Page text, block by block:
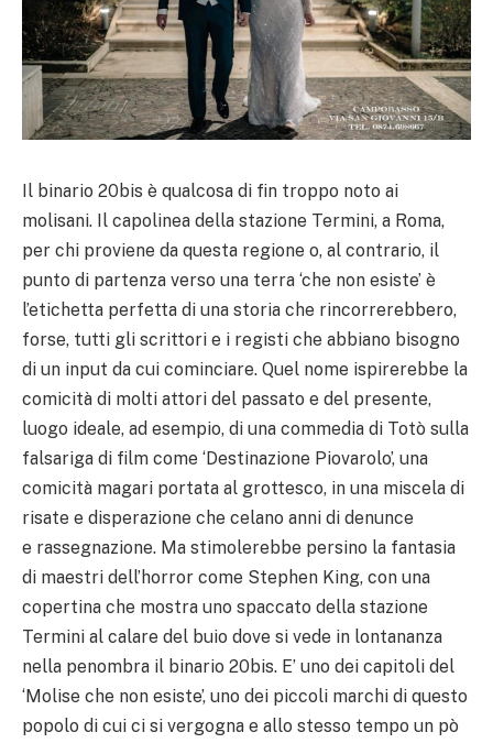
Il binario 20bis è qualcosa di fin troppo noto ai
molisani. Il capolinea della stazione Termini, a Roma,
per chi proviene da questa regione o, al contrario, il
punto di partenza verso una terra ‘che non esiste’ è
l’etichetta perfetta di una storia che rincorrerebbero,
forse, tutti gli scrittori e i registi che abbiano bisogno
di un input da cui cominciare. Quel nome ispirerebbe la
comicità di molti attori del passato e del presente,
luogo ideale, ad esempio, di una commedia di Totò sulla
falsariga di film come ‘Destinazione Piovarolo’, una
comicità magari portata al grottesco, in una miscela di
risate e disperazione che celano anni di denunce
e rassegnazione. Ma stimolerebbe persino la fantasia
di maestri dell’horror come Stephen King, con una
copertina che mostra uno spaccato della stazione
Termini al calare del buio dove si vede in lontananza
nella penombra il binario 20bis. E’ uno dei capitoli del
‘Molise che non esiste’, uno dei piccoli marchi di questo
popolo di cui ci si vergogna e allo stesso tempo un pò